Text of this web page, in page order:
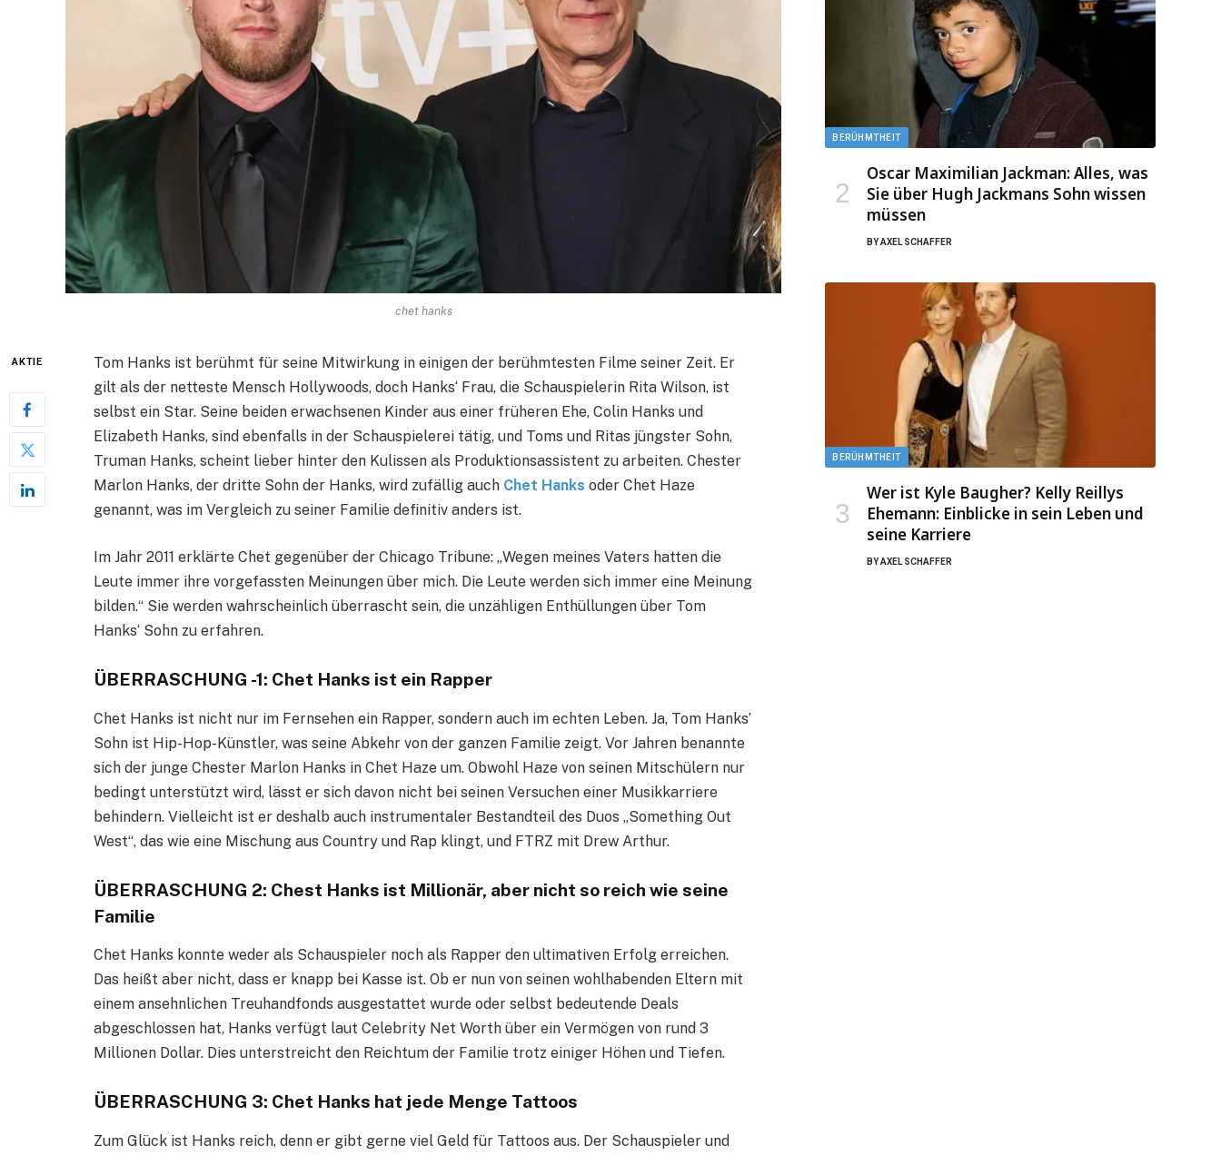
chet hanks
AKTIE
Tom Hanks ist berühmt für seine Mitwirkung in einigen der berühmtesten Filme seiner Zeit. Er
gilt als der netteste Mensch Hollywoods, doch Hanks‘ Frau, die Schauspielerin Rita Wilson, ist
selbst ein Star. Seine beiden erwachsenen Kinder aus einer früheren Ehe, Colin Hanks und
Elizabeth Hanks, sind ebenfalls in der Schauspielerei tätig, und Toms und Ritas jüngster Sohn,
Truman Hanks, scheint lieber hinter den Kulissen als Produktionsassistent zu arbeiten. Chester
Marlon Hanks, der dritte Sohn der Hanks, wird zufällig auch Chet Hanks oder Chet Haze
genannt, was im Vergleich zu seiner Familie definitiv anders ist.
Im Jahr 2011 erklärte Chet gegenüber der Chicago Tribune: „Wegen meines Vaters hatten die
Leute immer ihre vorgefassten Meinungen über mich. Die Leute werden sich immer eine Meinung
bilden.“ Sie werden wahrscheinlich überrascht sein, die unzähligen Enthüllungen über Tom
Hanks‘ Sohn zu erfahren.
ÜBERRASCHUNG -1: Chet Hanks ist ein Rapper
Chet Hanks ist nicht nur im Fernsehen ein Rapper, sondern auch im echten Leben. Ja, Tom Hanks’
Sohn ist Hip-Hop-Künstler, was seine Abkehr von der ganzen Familie zeigt. Vor Jahren benannte
sich der junge Chester Marlon Hanks in Chet Haze um. Obwohl Haze von seinen Mitschülern nur
bedingt unterstützt wird, lässt er sich davon nicht bei seinen Versuchen einer Musikkarriere
behindern. Vielleicht ist er deshalb auch instrumentaler Bestandteil des Duos „Something Out
West“, das wie eine Mischung aus Country und Rap klingt, und FTRZ mit Drew Arthur.
ÜBERRASCHUNG 2: Chest Hanks ist Millionär, aber nicht so reich wie seine
Familie
Chet Hanks konnte weder als Schauspieler noch als Rapper den ultimativen Erfolg erreichen.
Das heißt aber nicht, dass er knapp bei Kasse ist. Ob er nun von seinen wohlhabenden Eltern mit
einem ansehnlichen Treuhandfonds ausgestattet wurde oder selbst bedeutende Deals
abgeschlossen hat, Hanks verfügt laut Celebrity Net Worth über ein Vermögen von rund 3
Millionen Dollar. Dies unterstreicht den Reichtum der Familie trotz einiger Höhen und Tiefen.
ÜBERRASCHUNG 3: Chet Hanks hat jede Menge Tattoos
Zum Glück ist Hanks reich, denn er gibt gerne viel Geld für Tattoos aus. Der Schauspieler und
BERÜHMTHEIT
Oscar Maximilian Jackman: Alles, was
Sie über Hugh Jackmans Sohn wissen
müssen
BYAXEL SCHAFFER
BERÜHMTHEIT
Wer ist Kyle Baugher? Kelly Reillys
Ehemann: Einblicke in sein Leben und
seine Karriere
BYAXEL SCHAFFER